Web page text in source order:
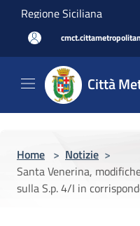
Salta al contenuto principale
Regione Siciliana
Città
Home > Notizie >
Santa Venerina,
sulla S.p. 4/I in